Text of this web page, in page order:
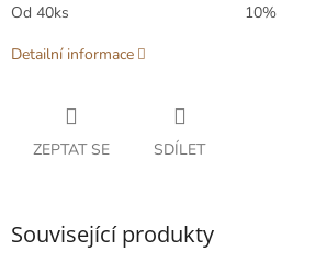
Od 40ks
10%
Detailní informace
ZEPTAT SE SDÍLET
Související produkty